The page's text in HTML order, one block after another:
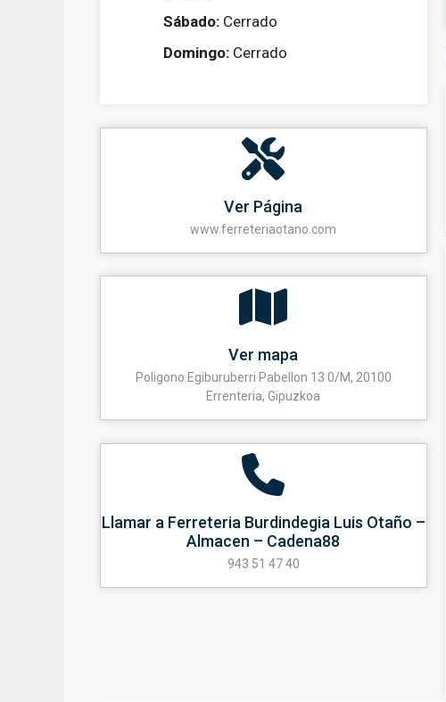
Sábado: Cerrado
Domingo: Cerrado
Ver Página
www.ferreteriaotano.com
Ver mapa
Poligono Egiburuberri Pabellon 13 0/M, 20100
Errenteria, Gipuzkoa
Llamar a Ferreteria Burdindegia Luis Otaño –
Almacen – Cadena88
943 51 47 40